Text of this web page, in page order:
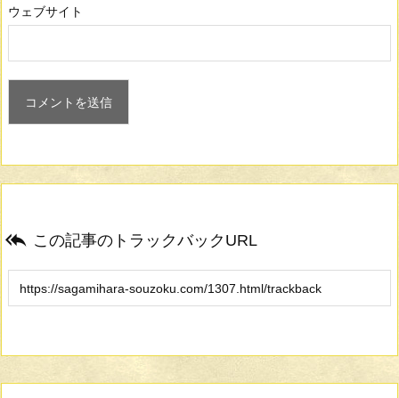
ウェブサイト
 この記事のトラックバックURL